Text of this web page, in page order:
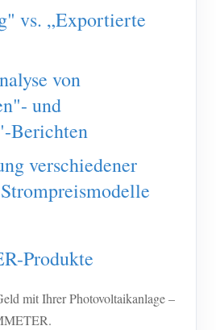
für Fabriken
Center
Aktivitäten
vs. „Exportierte
von
und
Berichten
verschiedener
Produkte
mit Ihrer Photovoltaikanlage –